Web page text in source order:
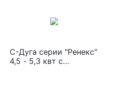
С-Дуга серии "Ренекс"
4,5 - 5,3 квт с